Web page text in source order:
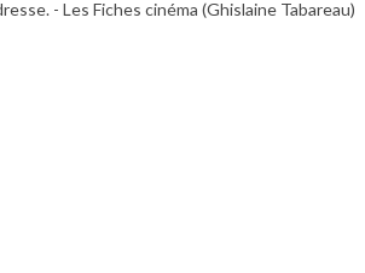
- Les Fiches cinéma (Ghislaine Tabareau)